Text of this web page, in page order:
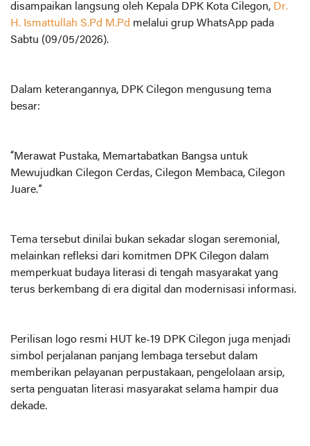
disampaikan langsung oleh Kepala DPK Kota Cilegon, Dr.
H. Ismattullah S.Pd M.Pd melalui grup WhatsApp pada
Sabtu (09/05/2026).
Dalam keterangannya, DPK Cilegon mengusung tema
besar:
“Merawat Pustaka, Memartabatkan Bangsa untuk
Mewujudkan Cilegon Cerdas, Cilegon Membaca, Cilegon
Juare.”
Tema tersebut dinilai bukan sekadar slogan seremonial,
melainkan refleksi dari komitmen DPK Cilegon dalam
memperkuat budaya literasi di tengah masyarakat yang
terus berkembang di era digital dan modernisasi informasi.
Perilisan logo resmi HUT ke-19 DPK Cilegon juga menjadi
simbol perjalanan panjang lembaga tersebut dalam
memberikan pelayanan perpustakaan, pengelolaan arsip,
serta penguatan literasi masyarakat selama hampir dua
dekade.